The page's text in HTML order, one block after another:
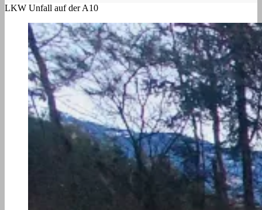
LKW Unfall auf der A10